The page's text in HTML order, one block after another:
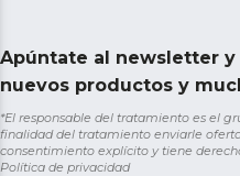
Apúntate al newsletter
nuevos productos y
*El responsable del tratamiento es el
finalidad del tratamiento enviarle
consentimiento explícito y tiene
Política de privacidad